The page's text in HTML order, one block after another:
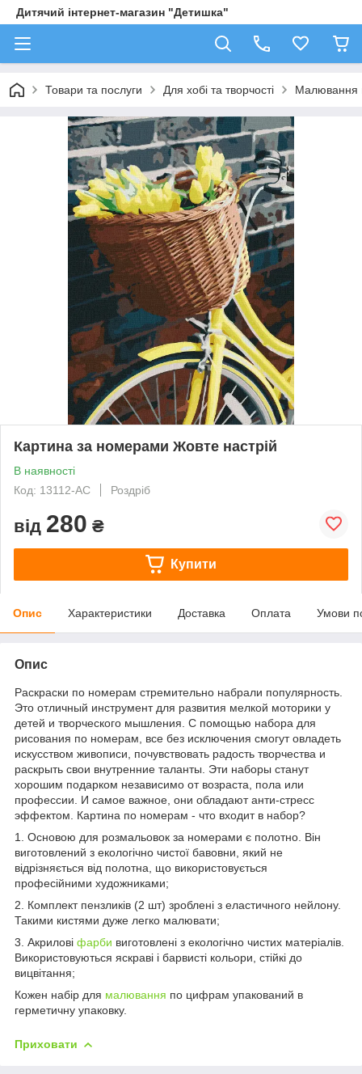
Дитячий інтернет-магазин "Детишка"
Товари та послуги Для хобі та творчості Малювання
Картина за номерами Жовте настрій
В наявності
Код: 13112-AC
Роздріб
від 280 ₴
Купити
Опис Характеристики Доставка Оплата Умови
Опис
Раскраски по номерам стремительно набрали популярность.
Это отличный инструмент для развития мелкой моторики у
детей и творческого мышления. С помощью набора для
рисования по номерам, все без исключения смогут овладеть
искусством живописи, почувствовать радость творчества и
раскрыть свои внутренние таланты. Эти наборы станут
хорошим подарком независимо от возраста, пола или
профессии. И самое важное, они обладают анти-стресс
эффектом. Картина по номерам - что входит в набор?
1. Основою для розмальовок за номерами є полотно. Він
виготовлений з екологічно чистої бавовни, який не
відрізняється від полотна, що використовується
професійними художниками;
2. Комплект пензликів (2 шт) зроблені з еластичного нейлону.
Такими кистями дуже легко малювати;
3. Акрилові фарби виготовлені з екологічно чистих матеріалів.
Використовуються яскраві і барвисті кольори, стійкі до
вицвітання;
Кожен набір для малювання по цифрам упакований в
герметичну упаковку.
Приховати